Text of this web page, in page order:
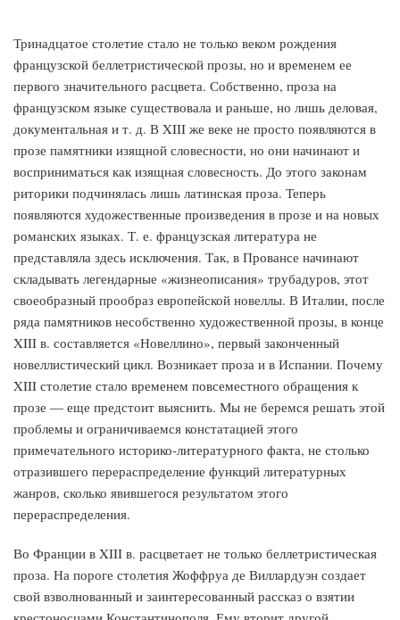
Тринадцатое столетие стало не только веком рождения
французской беллетристической прозы, но и временем ее
первого значительного расцвета. Собственно, проза на
французском языке существовала и раньше, но лишь деловая,
документальная и т. д. В XIII же веке не просто появляются в
прозе памятники изящной словесности, но они начинают и
восприниматься как изящная словесность. До этого законам
риторики подчинялась лишь латинская проза. Теперь
появляются художественные произведения в прозе и на новых
романских языках. Т. е. французская литература не
представляла здесь исключения. Так, в Провансе начинают
складывать легендарные «жизнеописания» трубадуров, этот
своеобразный прообраз европейской новеллы. В Италии, после
ряда памятников несобственно художественной прозы, в конце
XIII в. составляется «Новеллино», первый законченный
новеллистический цикл. Возникает проза и в Испании. Почему
XIII столетие стало временем повсеместного обращения к
прозе — еще предстоит выяснить. Мы не беремся решать этой
проблемы и ограничиваемся констатацией этого
примечательного историко-литературного факта, не столько
отразившего перераспределение функций литературных
жанров, сколько явившегося результатом этого
перераспределения.
Во Франции в XIII в. расцветает не только беллетристическая
проза. На пороге столетия Жоффруа де Виллардуэн создает
свой взволнованный и заинтересованный рассказ о взятии